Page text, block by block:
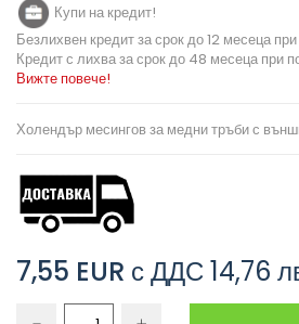
Купи на кредит!
Безлихвен кредит за срок до 12 месеца
Кредит с лихва за срок до 48 месеца при
Вижте повече!
Холендър месингов за медни тръби с
7,55 EUR с ДДС 14,76